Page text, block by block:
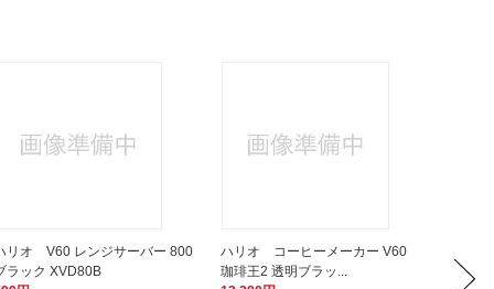
リオ V60 レンジサーバー 800
ラック XVD80B
ハリオ コーヒーメーカー V60
珈琲王2 透明ブラッ...
―セッ